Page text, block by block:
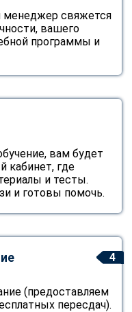
менеджер свяжется
вашего
программы и
вам будет
кабинет, где
и тесты.
и готовы помочь.
4
(предоставляем
пересдач).